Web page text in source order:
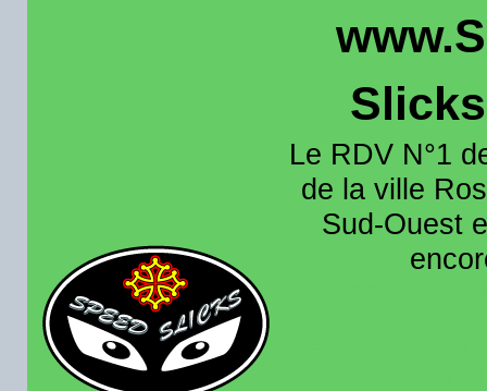
Le RDV N°1
de la ville
Sud-Ouest